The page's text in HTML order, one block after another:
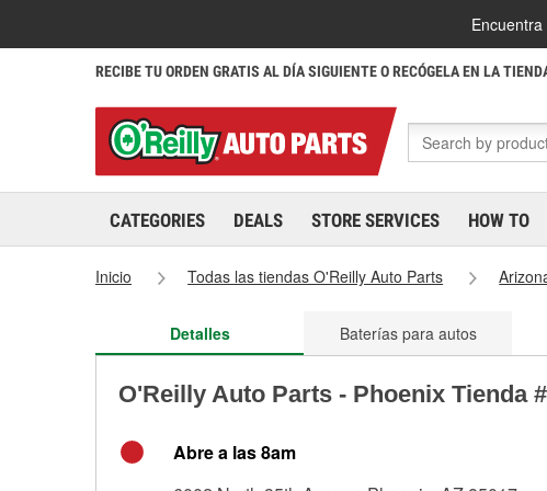
RECIBE TU ORDEN GRATIS AL DÍA SIGUIENTE O RECÓGELA EN LA
CATEGORIES DEALS STORE SERVICES HOW TO
Inicio Todas las tiendas O'Reilly Auto Parts
Detalles Baterías para autos
O'Reilly Auto Parts - Phoenix Tienda
Abre a las 8am